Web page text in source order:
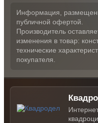
Информация,
публичной офертой.
Производитель
изменения в товар:
технические
покупателя.